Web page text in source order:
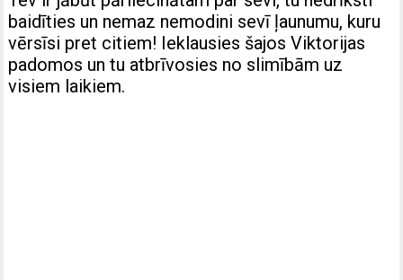
baidīties un nemaz nemodini sevī ļaunumu, kuru
vērsīsi pret citiem! Ieklausies šajos Viktorijas
padomos un tu atbrīvosies no slimībām uz
visiem laikiem.